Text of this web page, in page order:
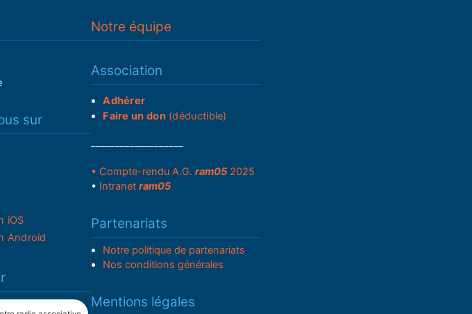
sur
iOS
Android
Notre équipe
Association
Adhérer
Faire un don(déductible)
• Compte-rendu A.G. ram052025
• Intranet ram05
Partenariats
Notre politique de partenariats
Nos conditions générales
Mentions légales